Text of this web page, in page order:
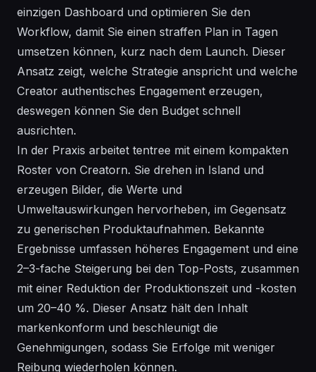
einzigen Dashboard und optimieren Sie den
Workflow, damit Sie einen straffen Plan in Tagen
umsetzen können, kurz nach dem Launch. Dieser
Ansatz zeigt, welche Strategie anspricht und welche
Creator authentisches Engagement erzeugen,
deswegen können Sie den Budget schnell
ausrichten.
In der Praxis arbeitet tentree mit einem kompakten
Roster von Creatorn. Sie drehen in Island und
erzeugen Bilder, die Werte und
Umweltauswirkungen hervorheben, im Gegensatz
zu generischen Produktaufnahmen. Bekannte
Ergebnisse umfassen höheres Engagement und eine
2–3-fache Steigerung bei den Top-Posts, zusammen
mit einer Reduktion der Produktionszeit und -kosten
um 20–40 %. Dieser Ansatz hält den Inhalt
markenkonform und beschleunigt die
Genehmigungen, sodass Sie Erfolge mit weniger
Reibung wiederholen können.